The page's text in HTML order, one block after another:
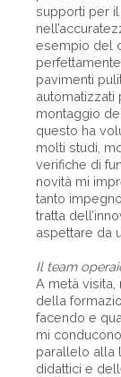
supporti per
esempio del
pavimenti
automatizzati
montaggio
questo ha
molti studi,
verifiche di
novità mi
tanto
tratta
aspettare da
Il team
A metà
della
facendo e
mi
parallelo alla
didattici e